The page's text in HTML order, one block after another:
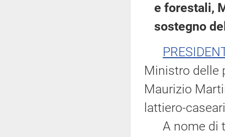
e forestali,
sostegno
Ministro delle
Maurizio
lattiero-
A nome di